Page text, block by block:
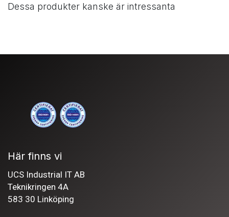
Dessa produkter kanske är intressanta
Här finns vi
UCS Industrial IT AB
Teknikringen 4A
583 30 Linköping